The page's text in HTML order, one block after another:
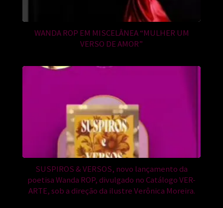
WANDA ROP EM MISCELÂNEA “MULHER UM
VERSO DE AMOR”
SUSPIROS & VERSOS, novo lançamento da
poetisa Wanda ROP, divulgado no Catálogo VER-
ARTE, sob a direção da ilustre Verônica Moreira.